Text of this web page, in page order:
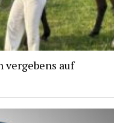
vergebens auf